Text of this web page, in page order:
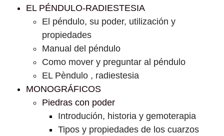
EL PÉNDULO-RADIESTESIA
El péndulo, su poder, utilización y
propiedades
Manual del péndulo
Como mover y preguntar al péndulo
EL Pèndulo , radiestesia
MONOGRÁFICOS
Piedras con poder
Introdución, historia y gemoterapia
Tipos y propiedades de los cuarzos